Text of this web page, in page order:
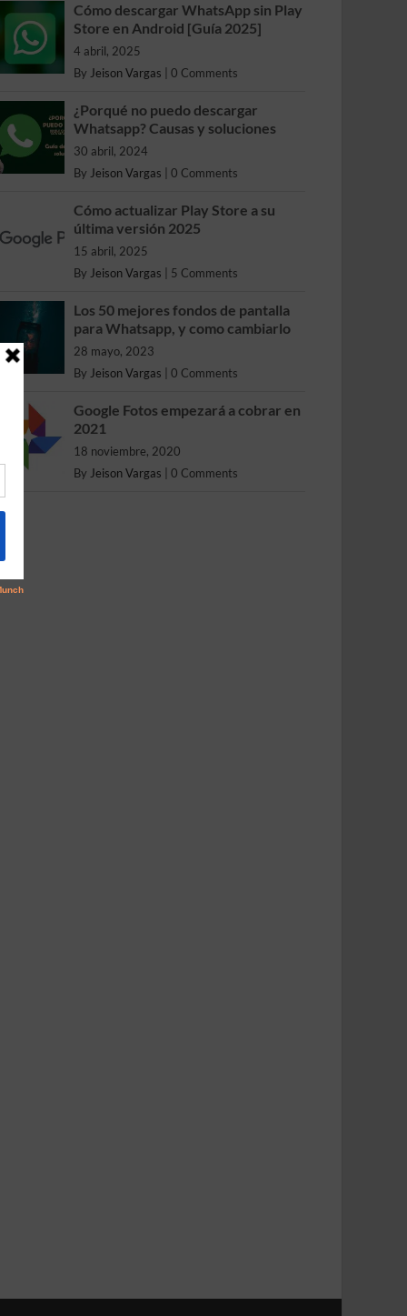
Cómo descargar WhatsApp sin Play
Store en Android [Guía 2025]
4 abril, 2025
By Jeison Vargas |0 Comments
¿Porqué no puedo descargar
Whatsapp? Causas y soluciones
30 abril, 2024
By Jeison Vargas |0 Comments
Cómo actualizar Play Store a su
última versión 2025
15 abril, 2025
By Jeison Vargas 5 Comments
Los 50 mejores fondos de pantalla
para Whatsapp, y como cambiarlo
28 mayo, 2023
By Jeison Vargas |0 Comments
Google Fotos empezará a cobrar en
2021
18 noviembre, 2020
By Jeison Vargas |0 Comments